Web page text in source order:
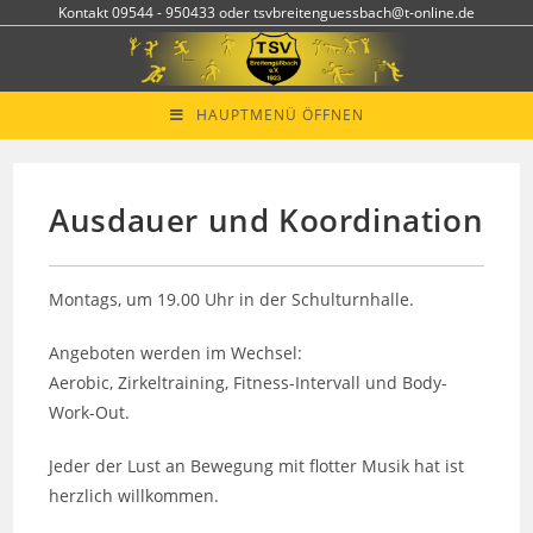
Kontakt 09544 - 950433 oder tsvbreitenguessbach@t-online.de
HAUPTMENÜ ÖFFNEN
Ausdauer und Koordination
Montags, um 19.00 Uhr in der Schulturnhalle.
Angeboten werden im Wechsel:
Aerobic, Zirkeltraining, Fitness-Intervall und Body-
Work-Out.
Jeder der Lust an Bewegung mit flotter Musik hat ist
herzlich willkommen.